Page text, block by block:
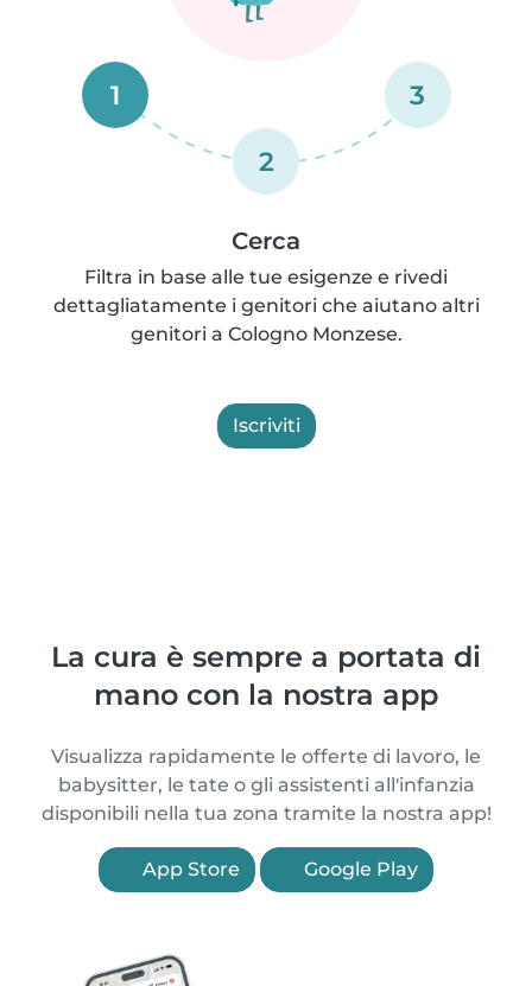
1
2
3
Cerca
Filtra in base alle tue esigenze e rivedi
dettagliatamente i genitori che aiutano altri
genitori a Cologno Monzese.
Iscriviti
La cura è sempre a portata di
mano con la nostra app
Visualizza rapidamente le offerte di lavoro, le
babysitter, le tate o gli assistenti all'infanzia
disponibili nella tua zona tramite la nostra app!
App Store Google Play